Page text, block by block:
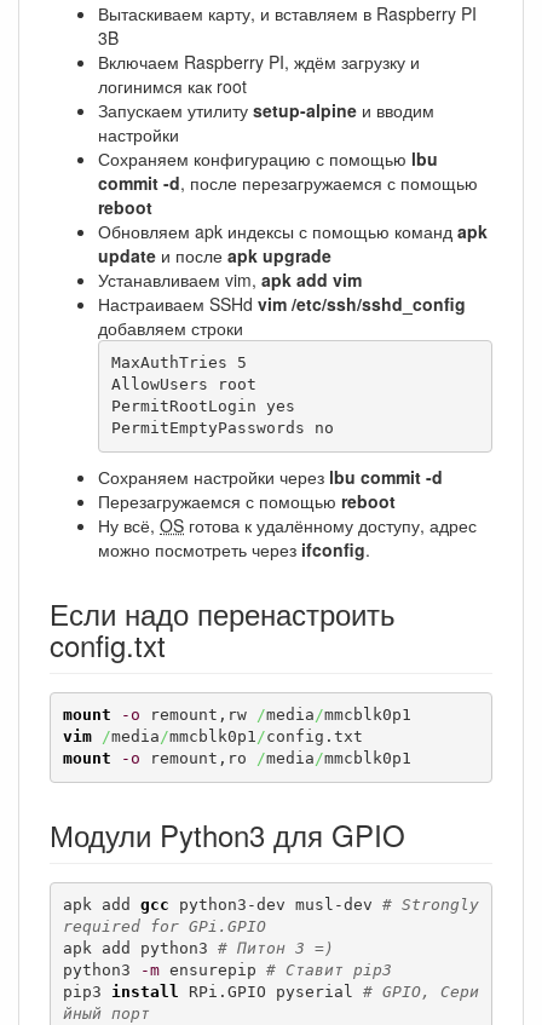
Вытаскиваем карту, и вставляем в Raspberry PI
3B
Включаем Raspberry PI, ждём загрузку и
логинимся как root
Запускаем утилиту setup-alpine и вводим
настройки
Сохраняем конфигурацию с помощью lbu
commit -d, после перезагружаемся с помощью
reboot
Обновляем apk индексы с помощью команд apk
update и после apk upgrade
Устанавливаем vim, apk add vim
Настраиваем SSHd vim /etc/ssh/sshd_config
добавляем строки
MaxAuthTries 5
AllowUsers root
PermitRootLogin yes
PermitEmptyPasswords no
Сохраняем настройки через lbu commit -d
Перезагружаемся с помощью reboot
Ну всё, OS готова к удалённому доступу, адрес
можно посмотреть через ifconfig.
Если надо перенастроить
config.txt
mount -o remount,rw /media/
vim
/media/mmcblk0p1/
mount
-o remount,ro /media/mmcblk0p1
Модули Python3 для GPIO
apk add gcc python3-dev musl-dev # Strongly
required for GPi.GPIO
apk add python3 # Питон 3 =)
python3
-m ensurepip # Ставит pip3
pip3 install RPi.GPIO pyserial # GPIO, Сери
йный порт